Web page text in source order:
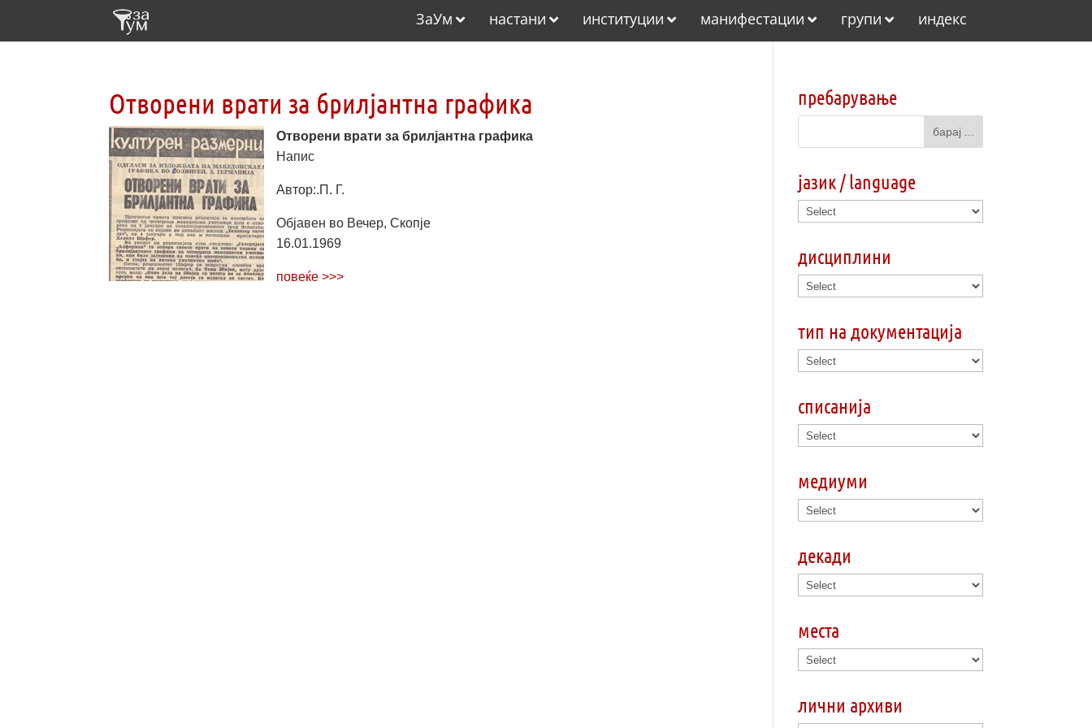
ЗаУм настани институции манифестации групи индекс
Отворени врати за брилјантна графика
Отворени врати за брилјантна графика
Напис
Автор:.П. Г.
Објавен во Вечер, Скопје
16.01.1969
повеќе >>>
пребарување
јазик / language
дисциплини
тип на документација
списанија
медиуми
декади
места
лични архиви